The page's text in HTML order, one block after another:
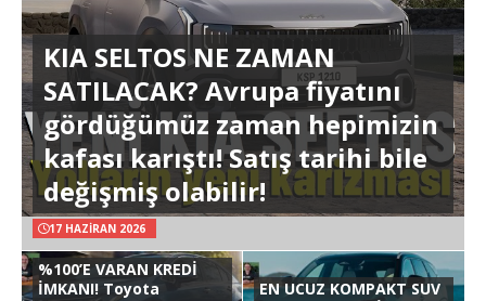
KIA SELTOS NE ZAMAN
SATILACAK? Avrupa fiyatını
gördüğümüz zaman hepimizin
kafası karıştı! Satış tarihi bile
değişmiş olabilir!
17 HAZIRAN 2026
%100’E VARAN KREDİ
İMKANI! Toyota
EN UCUZ KOMPAKT SUV